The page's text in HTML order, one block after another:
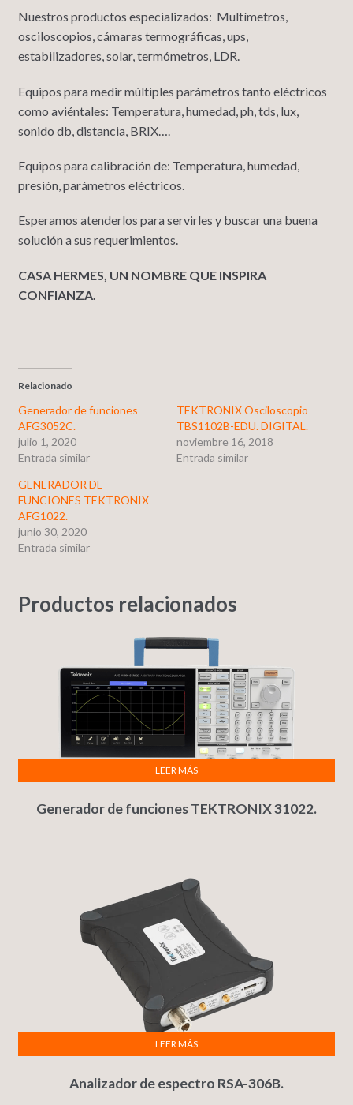
Nuestros productos especializados: Multímetros,
osciloscopios, cámaras termográficas, ups,
estabilizadores, solar, termómetros, LDR.
Equipos para medir múltiples parámetros tanto eléctricos
como aviéntales: Temperatura, humedad, ph, tds, lux,
sonido db, distancia, BRIX….
Equipos para calibración de: Temperatura, humedad,
presión, parámetros eléctricos.
Esperamos atenderlos para servirles y buscar una buena
solución a sus requerimientos.
CASA HERMES, UN NOMBRE QUE INSPIRA
CONFIANZA.
Relacionado
Generador de funciones
AFG3052C.
julio 1, 2020
Entrada similar
TEKTRONIX Osciloscopio
TBS1102B-EDU. DIGITAL.
noviembre 16, 2018
Entrada similar
GENERADOR DE
FUNCIONES TEKTRONIX
AFG1022.
junio 30, 2020
Entrada similar
Productos relacionados
Generador de funciones TEKTRONIX 31022.
LEER MÁS
Analizador de espectro RSA-306B.
LEER MÁS